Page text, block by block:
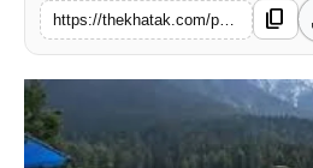
अंतर्राष्ट्रीय content_copy